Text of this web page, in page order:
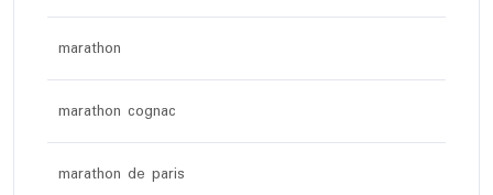
marathon
marathon cognac
marathon de paris